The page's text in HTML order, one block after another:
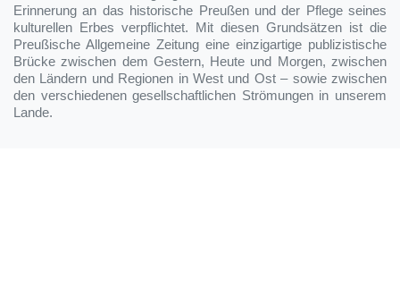
Erinnerung an das historische Preußen und der Pflege seines
kulturellen Erbes verpflichtet. Mit diesen Grundsätzen ist die
Preußische Allgemeine Zeitung eine einzigartige publizistische
Brücke zwischen dem Gestern, Heute und Morgen, zwischen
den Ländern und Regionen in West und Ost – sowie zwischen
den verschiedenen gesellschaftlichen Strömungen in unserem
Lande.